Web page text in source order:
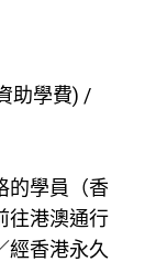
助學費) /
的學員（香
往港澳通行
經香港永久